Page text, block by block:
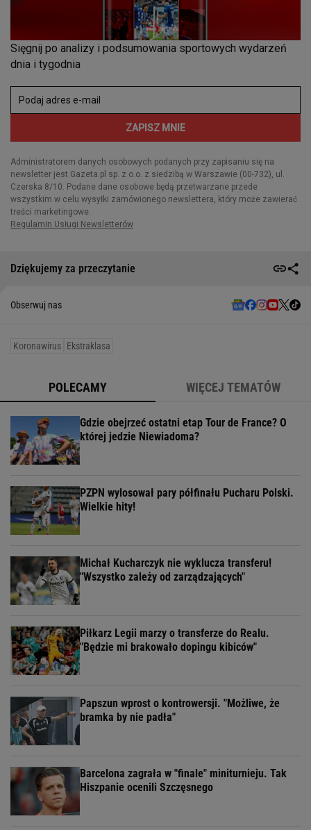
Dziękujemy za przeczytanie
Obserwuj nas
Koronawirus Ekstraklasa
POLECAMY WIĘCEJ TEMATÓW
Gdzie obejrzeć ostatni etap Tour de France? O
której jedzie Niewiadoma?
PZPN wylosował pary półfinału Pucharu Polski.
Wielkie hity!
Michał Kucharczyk nie wyklucza transferu!
"Wszystko zależy od zarządzających"
Piłkarz Legii marzy o transferze do Realu.
"Będzie mi brakowało dopingu kibiców"
Papszun wprost o kontrowersji. "Możliwe, że
bramka by nie padła"
Barcelona zagrała w "finale" miniturnieju. Tak
Hiszpanie ocenili Szczęsnego